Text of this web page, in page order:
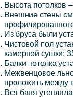
Высота потолков
Внешние стены
Из бруса были
Чистовой пол
камерной сушки;
Балки потолка
Межвенцовое
проложить между
Вся баня